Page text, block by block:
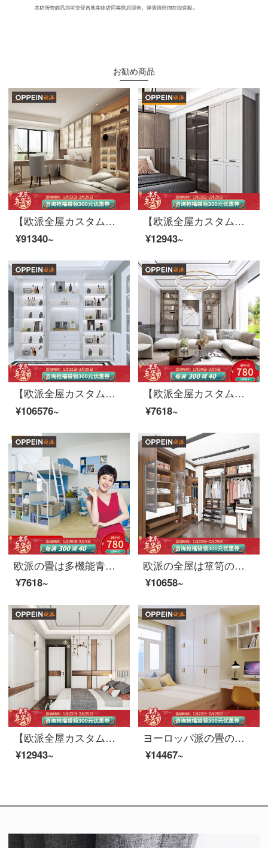
お勧め商品
【欧派全屋カスタム雅格シリーズ】ヨーロッパ派の箪笥全体のクローゼットのクローゼットの部屋全体の家具カスタマイズ簡明な経済型現代箪笥小セット11990元10㎡セットの値段
¥91340~
【欧派全屋カスタム洛滨シリーズ】平開門の主寝台次クローゼットを注文して作られた多開門大箪笥非組立て式軽い贅沢風（投影面積で計算する）1699元/㎡
¥12943~
【欧派全屋カスタム天空の城シリーズ】簡単ヨーロッパ風寝室クローゼットクローゼットクローゼットクローゼットルーム書斎靴棚多機能棚ベッドセット13990元/10方全屋カスタム10㎡
¥106576~
【欧派全屋カスタムシーザーシリーズ】全体のクローゼットのクローゼットをオーダーメードした後、現代風オープンクローゼットをカスタマイズして前払い金を注文します。
¥7618~
欧派の畳は多機能青少年室の寝室の畳のベッドを注文して前払い金童心のパートナーを注文します。
¥7618~
欧派の全屋は箪笥のクローゼットをオーダーメードして開放式の箪笥に入ることを注文して、式のクローゼットの部屋の全体の洋服だんすの小さい部屋型の寝室を注文して、トラトを注文して1399元/㎡します。
¥10658~
【欧派全屋カスタムロッキーシリーズ】寝室全体の扉を押して扉を移動します。北欧の森系清新なスタイル（投影面積によって計算します。）1699/㎡
¥12943~
ヨーロッパ派の畳のベッドをカスタマイズして、全体の寝室のベッドセットをセットして、窓付き書斎に二回ベッドに寝るダブルベッドの家具を注文しました。パリの春の1899元/平方メートル（投影面積によって計算します。）
¥14467~